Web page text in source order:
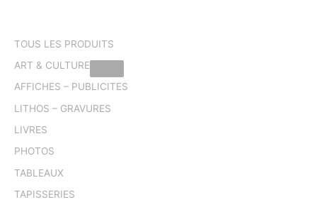
TOUS LES PRODUITS
ART & CULTURE
AFFICHES – PUBLICITES
LITHOS – GRAVURES
LIVRES
PHOTOS
TABLEAUX
TAPISSERIES